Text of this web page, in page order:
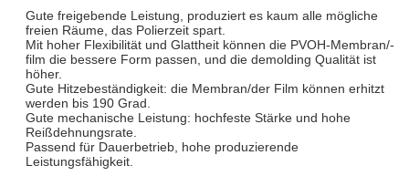
Gute freigebende Leistung, produziert es kaum alle mögliche
freien Räume, das Polierzeit spart.
Mit hoher Flexibilität und Glattheit können die PVOH-Membran/-
film die bessere Form passen, und die demolding Qualität ist
höher.
Gute Hitzebeständigkeit: die Membran/der Film können erhitzt
werden bis 190 Grad.
Gute mechanische Leistung: hochfeste Stärke und hohe
Reißdehnungsrate.
Passend für Dauerbetrieb, hohe produzierende
Leistungsfähigkeit.